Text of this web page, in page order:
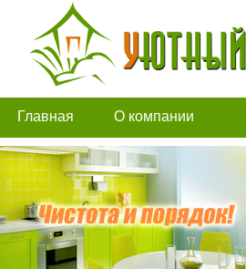
Главная О компании